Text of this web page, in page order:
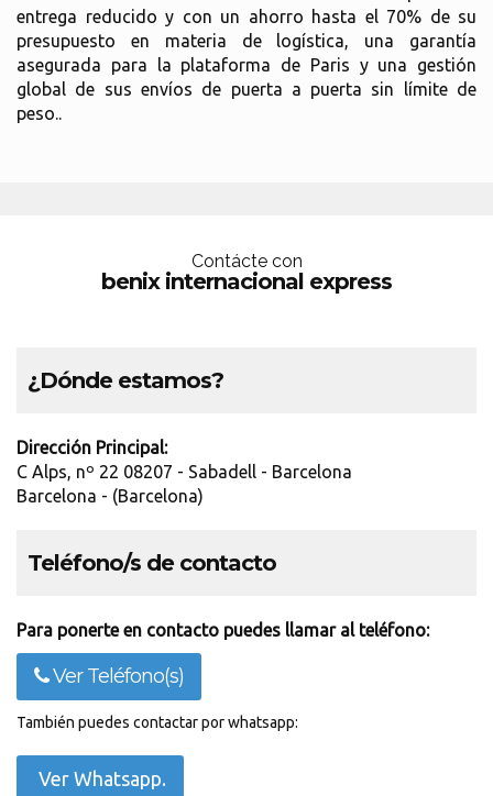
entrega reducido y con un ahorro hasta el 70% de su
presupuesto en materia de logística, una garantía
asegurada para la plataforma de Paris y una gestión
global de sus envíos de puerta a puerta sin límite de
peso..
Contácte con
benix internacional express
¿Dónde estamos?
Dirección Principal:
C Alps, nº 22 08207 - Sabadell - Barcelona
Barcelona - (Barcelona)
Teléfono/s de contacto
Para ponerte en contacto puedes llamar al teléfono:
Ver Teléfono(s)
También puedes contactar por whatsapp:
Ver Whatsapp.